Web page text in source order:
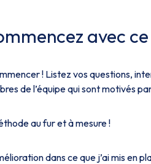
avec
! Listez vos questions,
de l’équipe qui sont motivés
au fur et à mesure !
dans ce que j’ai mis en